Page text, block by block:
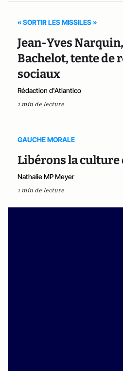
« SORTIR LES MISSILES »
Jean-Yves
Bachelot, tente de
sociaux
Rédaction d'Atlantico
1 min de lecture
GAUCHE MORALE
Libérons la
Nathalie MP Meyer
1 min de lecture